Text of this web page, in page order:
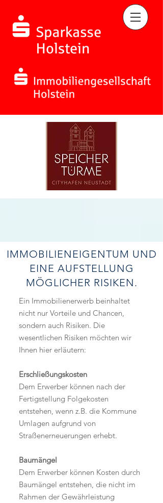
IMMOBILIENEIGENTUM UND
EINE AUFSTELLUNG
MÖGLICHER RISIKEN.
Ein Immobilienerwerb beinhaltet
nicht nur Vorteile und Chancen,
sondern auch Risiken. Die
wesentlichen Risiken möchten wir
Ihnen hier erläutern:
Erschließungskosten
Dem Erwerber können nach der
Fertigstellung Folgekosten
entstehen, wenn z.B. die Kommune
Umlagen aufgrund von
Straßenerneuerungen erhebt.
Baumängel
Dem Erwerber können Kosten durch
Baumängel entstehen, die nicht im
Rahmen der Gewährleistung